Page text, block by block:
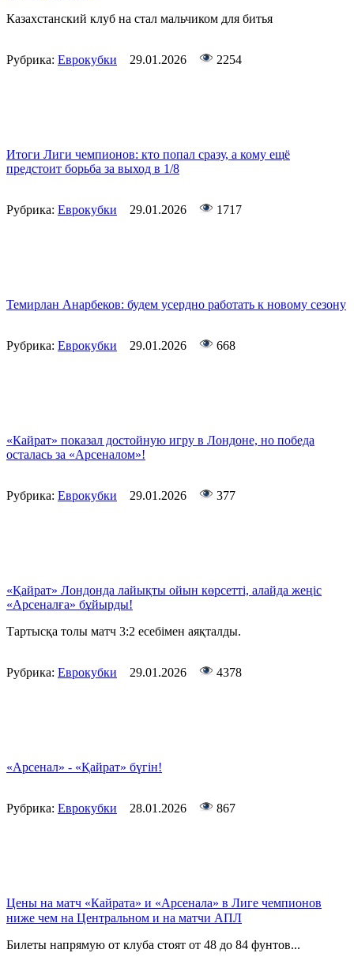
Казахстанский клуб на стал мальчиком для битья
Рубрика: Еврокубки 29.01.2026 2254
Итоги Лиги чемпионов: кто попал сразу, а кому ещё
предстоит борьба за выход в 1/8
Рубрика: Еврокубки 29.01.2026 1717
Темирлан Анарбеков: будем усердно работать к новому сезону
Рубрика: Еврокубки 29.01.2026 668
«Кайрат» показал достойную игру в Лондоне, но победа
осталась за «Арсеналом»!
Рубрика: Еврокубки 29.01.2026 377
«Қайрат» Лондонда лайықты ойын көрсетті, алайда жеңіс
«Арсеналға» бұйырды!
Тартысқа толы матч 3:2 есебімен аяқталды.
Рубрика: Еврокубки 29.01.2026 4378
«Арсенал» - «Қайрат» бүгін!
Рубрика: Еврокубки 28.01.2026 867
Цены на матч «Кайрата» и «Арсенала» в Лиге чемпионов
ниже чем на Центральном и на матчи АПЛ
Билеты напрямую от клуба стоят от 48 до 84 фунтов...